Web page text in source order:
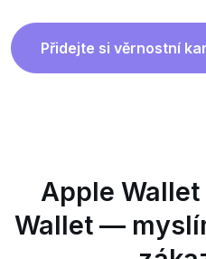
Přidejte si věrnostní
Apple
Wallet —